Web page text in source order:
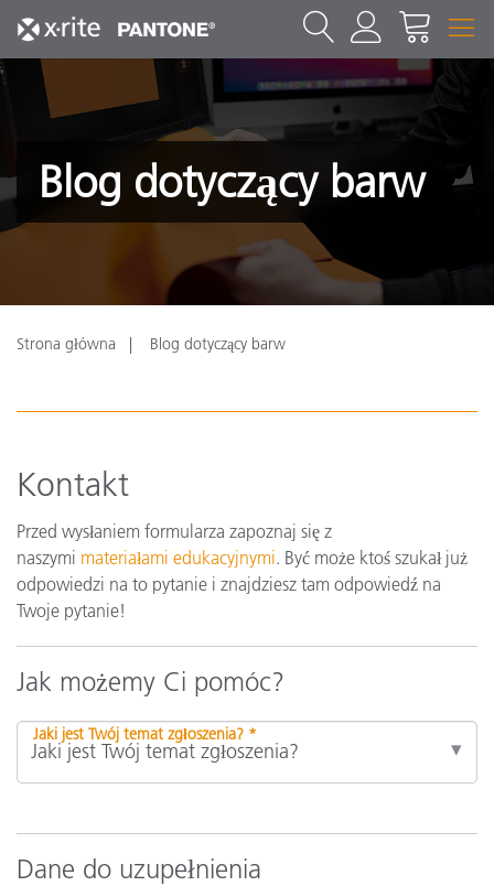
Blog dotyczący barw
Strona główna Blog dotyczący barw
Kontakt
Przed wysłaniem formularza zapoznaj się z
naszymi materiałami edukacyjnymi. Być może ktoś szukał już
odpowiedzi na to pytanie i znajdziesz tam odpowiedź na
Twoje pytanie!
Jak możemy Ci pomóc?
Jaki jest Twój temat zgłoszenia? *
Dane do uzupełnienia